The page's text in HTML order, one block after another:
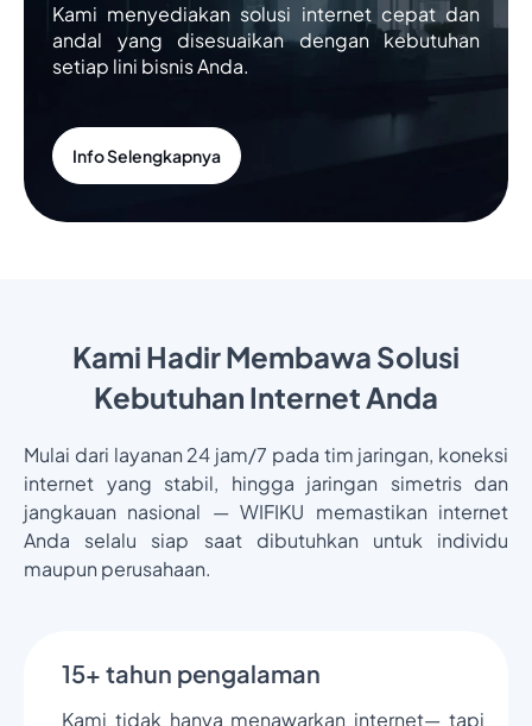
Kami menyediakan solusi internet cepat dan
andal yang disesuaikan dengan kebutuhan
setiap lini bisnis Anda.
Info Selengkapnya
Kami Hadir Membawa Solusi
Kebutuhan Internet Anda
Mulai dari layanan 24 jam/7 pada tim jaringan, koneksi
internet yang stabil, hingga jaringan simetris dan
jangkauan nasional — WIFIKU memastikan internet
Anda selalu siap saat dibutuhkan untuk individu
maupun perusahaan.
15+ tahun pengalaman
Kami tidak hanya menawarkan internet— tapi